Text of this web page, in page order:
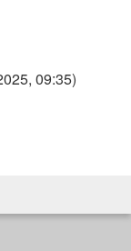
09:35)